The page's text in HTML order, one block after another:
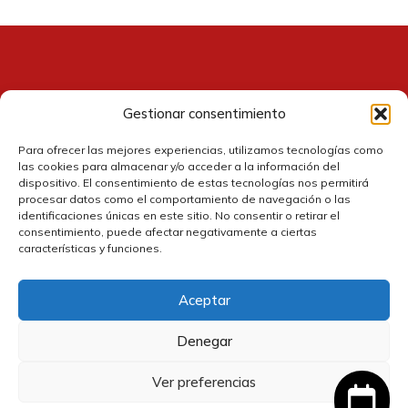
Gestionar consentimiento
Para ofrecer las mejores experiencias, utilizamos tecnologías como
las cookies para almacenar y/o acceder a la información del
dispositivo. El consentimiento de estas tecnologías nos permitirá
procesar datos como el comportamiento de navegación o las
identificaciones únicas en este sitio. No consentir o retirar el
consentimiento, puede afectar negativamente a ciertas
características y funciones.
Aceptar
Denegar
Ver preferencias
Contacto
190,00€
Añadir al carrito